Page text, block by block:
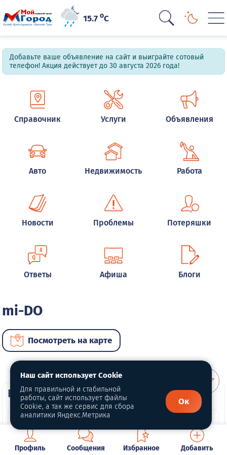
15.7oC
Добавьте ваше объявление на сайт и выиграйте сотовый
телефон! Акция действует до 30 августа 2026 года!
Справочник Услуги Объявления
Авто Недвижимость Работа
Новости Проблемы Потеряшки
Ответы Афиша Блоги
mi-DO
Посмотреть на карте
ВИП автомобили
Профиль Сообщения Избранное Добавить
Наш сайт использует Cookie
Для правильной и стабильной
работы, сайт использует файлы
Cookie, а так же сервис для сбора
аналитики Яндекс.Метрика
Ок